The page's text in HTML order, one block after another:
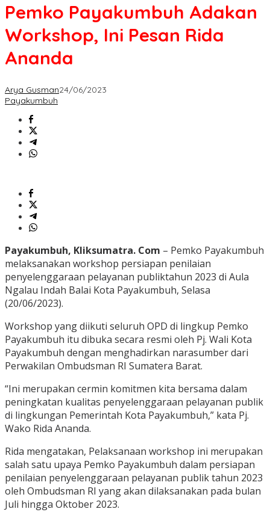
Pemko Payakumbuh Adakan
Workshop, Ini Pesan Rida
Ananda
Arya Gusman24/06/2023
Payakumbuh
Payakumbuh, Kliksumatra. Com – Pemko Payakumbuh
melaksanakan workshop persiapan penilaian
penyelenggaraan pelayanan publiktahun 2023 di Aula
Ngalau Indah Balai Kota Payakumbuh, Selasa
(20/06/2023).
Workshop yang diikuti seluruh OPD di lingkup Pemko
Payakumbuh itu dibuka secara resmi oleh Pj. Wali Kota
Payakumbuh dengan menghadirkan narasumber dari
Perwakilan Ombudsman RI Sumatera Barat.
“Ini merupakan cermin komitmen kita bersama dalam
peningkatan kualitas penyelenggaraan pelayanan publik
di lingkungan Pemerintah Kota Payakumbuh,” kata Pj.
Wako Rida Ananda.
Rida mengatakan, Pelaksanaan workshop ini merupakan
salah satu upaya Pemko Payakumbuh dalam persiapan
penilaian penyelenggaraan pelayanan publik tahun 2023
oleh Ombudsman RI yang akan dilaksanakan pada bulan
Juli hingga Oktober 2023.